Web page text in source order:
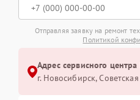
Отправляя заявку на ремонт
Политикой
Адрес сервисного
г. Новосибирск,